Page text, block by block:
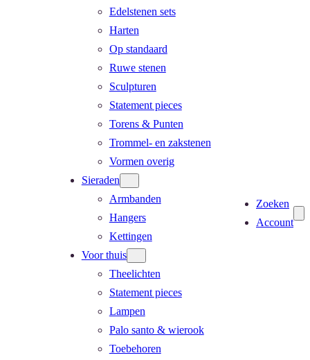
Edelstenen sets
Harten
Op standaard
Ruwe stenen
Sculpturen
Statement pieces
Torens & Punten
Trommel- en zakstenen
Vormen overig
Sieraden
Armbanden
Hangers
Kettingen
Voor thuis
Theelichten
Statement pieces
Lampen
Palo santo & wierook
Toebehoren
Zoeken
Account